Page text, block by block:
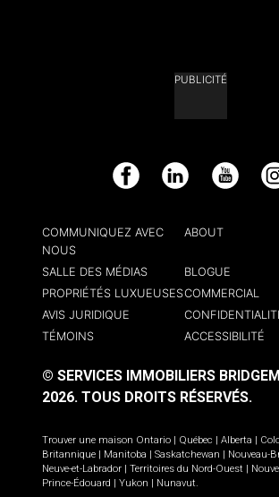
PUBLICITÉ
Facebook LinkedIn YouTube
COMMUNIQUEZ AVEC
NOUS
ABOUT
SALLE DES MÉDIAS
BLOGUE
PROPRIÉTÉS LUXUEUSESCOMMERCIAL
AVIS JURIDIQUE
TÉMOINS
ACCESSIBILITÉ
© SERVICES IMMOBILIERS
2026. TOUS DROITS RÉSERVÉS.
Trouver une maison Ontario Québec Alberta
Britannique
Manitoba Saskatchewan Nouveau-
Neuve-et-Labrador
Territoires du Nord-Ouest
Prince-Édouard
Yukon Nunavut.